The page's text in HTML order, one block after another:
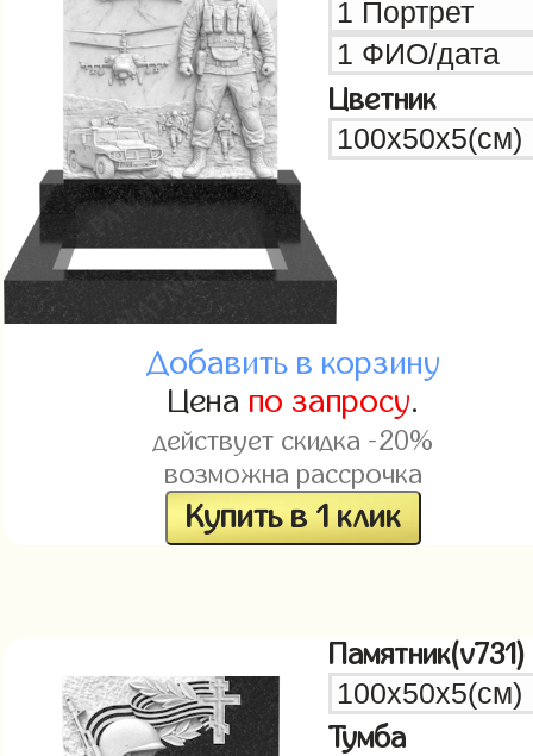
Цветник
Добавить в корзину
Цена по запросу.
действует скидка -20%
возможна рассрочка
Купить в 1 клик
Памятник(v731)
Тумба